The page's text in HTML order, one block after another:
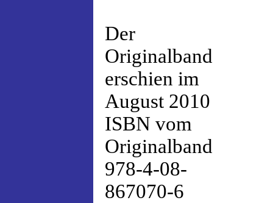
Der
Originalband
erschien im
August 2010
ISBN vom
Originalband
978-4-08-
867070-6